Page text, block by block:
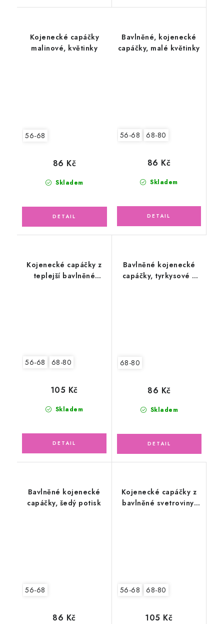
Kojenecké capáčky
malinové, květinky
56-68
Skladem
86 Kč
Bavlněné, kojenecké
capáčky, malé květinky
56-68 68-80
Skladem
86 Kč
Kojenecké capáčky z
teplejší bavlněné
56-68 68-80
Skladem
105 Kč
Bavlněné kojenecké
capáčky, tyrkysové s
68-80
Skladem
86 Kč
Bavlněné kojenecké
capáčky, šedý potisk
56-68
86 Kč
Kojenecké capáčky z
bavlněné svetroviny,
56-68 68-80
105 Kč